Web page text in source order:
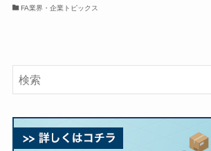
FA業界・企業トピックス